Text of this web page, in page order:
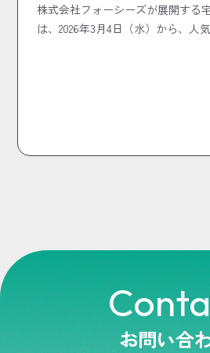
株式会社フォーシーズが展開する
は、2026年3月4日（水）から、人
お問い合